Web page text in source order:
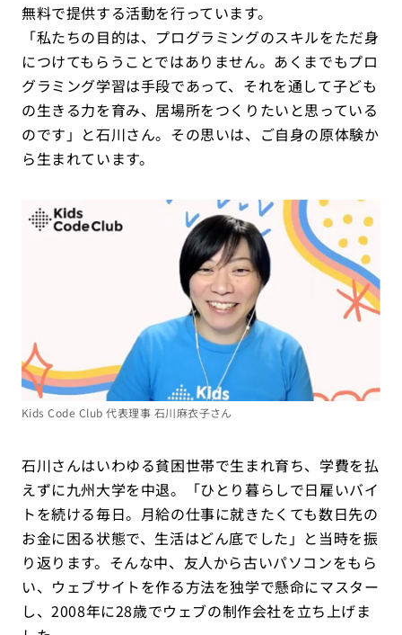
無料で提供する活動を行っています。
「私たちの目的は、プログラミングのスキルをただ身
につけてもらうことではありません。あくまでもプロ
グラミング学習は手段であって、それを通して子ども
の生きる力を育み、居場所をつくりたいと思っている
のです」と石川さん。その思いは、ご自身の原体験か
ら生まれています。
Kids Code Club 代表理事 石川麻衣子さん
石川さんはいわゆる貧困世帯で生まれ育ち、学費を払
えずに九州大学を中退。「ひとり暮らしで日雇いバイ
トを続ける毎日。月給の仕事に就きたくても数日先の
お金に困る状態で、生活はどん底でした」と当時を振
り返ります。そんな中、友人から古いパソコンをもら
い、ウェブサイトを作る方法を独学で懸命にマスター
し、2008年に28歳でウェブの制作会社を立ち上げま